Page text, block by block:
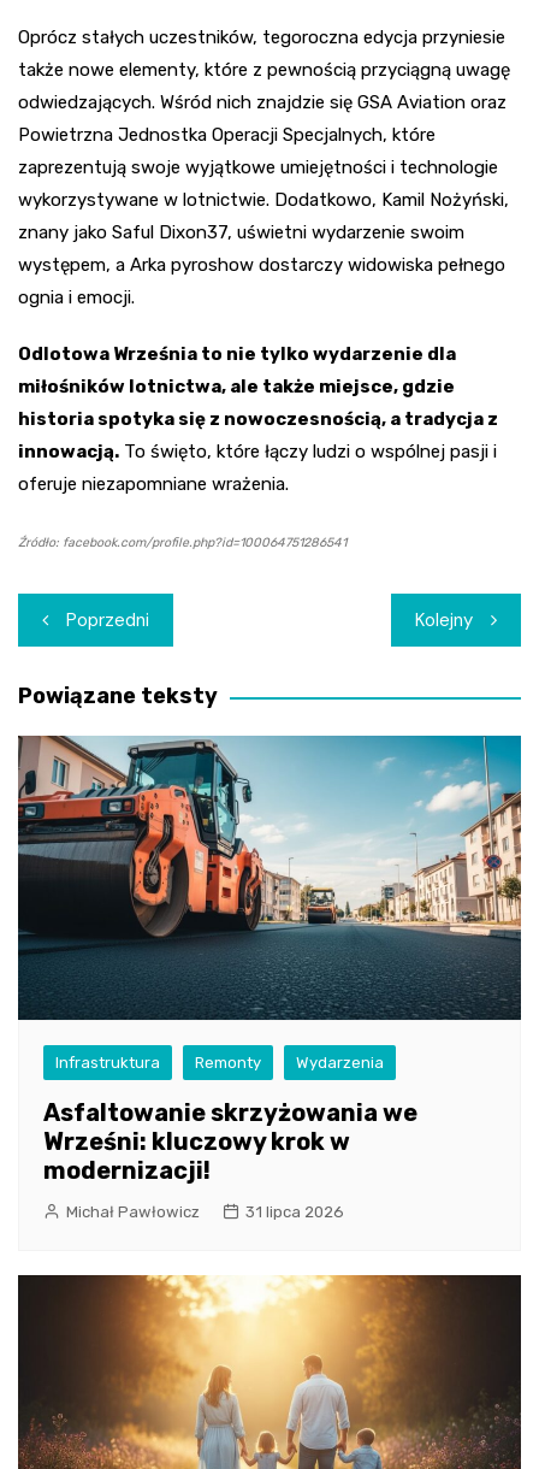
Oprócz stałych uczestników, tegoroczna edycja przyniesie
także nowe elementy, które z pewnością przyciągną uwagę
odwiedzających. Wśród nich znajdzie się GSA Aviation oraz
Powietrzna Jednostka Operacji Specjalnych, które
zaprezentują swoje wyjątkowe umiejętności i technologie
wykorzystywane w lotnictwie. Dodatkowo, Kamil Nożyński,
znany jako Saful Dixon37, uświetni wydarzenie swoim
występem, a Arka pyroshow dostarczy widowiska pełnego
ognia i emocji.
Odlotowa Września to nie tylko wydarzenie dla
miłośników lotnictwa, ale także miejsce, gdzie
historia spotyka się z nowoczesnością, a tradycja z
innowacją. To święto, które łączy ludzi o wspólnej pasji i
oferuje niezapomniane wrażenia.
Źródło: facebook.com/profile.php?id=100064751286541
Nawigacja
wpisu
Poprzedni Kolejny
Powiązane teksty
Infrastruktura Remonty Wydarzenia
Asfaltowanie skrzyżowania we
Wrześni: kluczowy krok w
modernizacji!
Michał Pawłowicz 31 lipca 2026